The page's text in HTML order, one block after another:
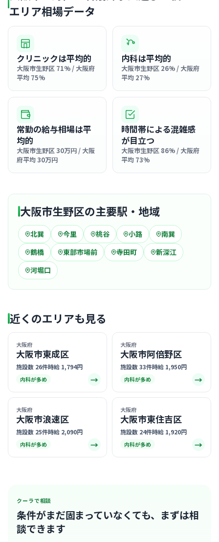
エリア相場データ
クリニックは平均的
大阪市生野区 71% / 大阪府
平均 75%
内科は平均的
大阪市生野区 26% / 大阪府
平均 27%
常勤の給与相場は平
均的
大阪市生野区 30万円 / 大阪
府平均 30万円
時間帯による混雑感
が目立つ
大阪市生野区 86% / 大阪府
平均 73%
大阪市生野区の主要駅・地域
北巽 今里 桃谷 小路
南巽
鶴橋
東部市場前 寺田町
新深江
河堀口
近くのエリアも見る
大阪府
大阪市東成区
施設数 26件時給 1,794円
内科が多め →
大阪府
大阪市阿倍野区
施設数 33件時給 1,950円
内科が多め →
大阪府
大阪市浪速区
施設数 25件時給 2,090円
内科が多め →
大阪府
大阪市東住吉区
施設数 24件時給 1,920円
内科が多め →
クーラで相談
条件がまだ固まっていなくても、 まずは相
談できます